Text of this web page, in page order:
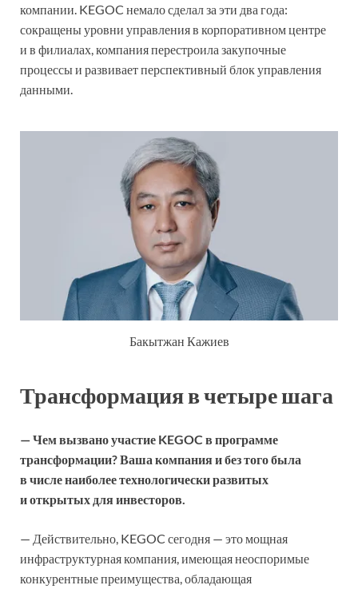
компании. KEGOC немало сделал за эти два года:
сокращены уровни управления в корпоративном центре
и в филиалах, компания перестроила закупочные
процессы и развивает перспективный блок управления
данными.
Бакытжан Кажиев
Трансформация в четыре шага
— Чем вызвано участие KEGOC в программе
трансформации? Ваша компания и без того была
в числе наиболее технологически развитых
и открытых для инвесторов.
— Действительно, KEGOC сегодня — это мощная
инфраструктурная компания, имеющая неоспоримые
конкурентные преимущества, обладающая